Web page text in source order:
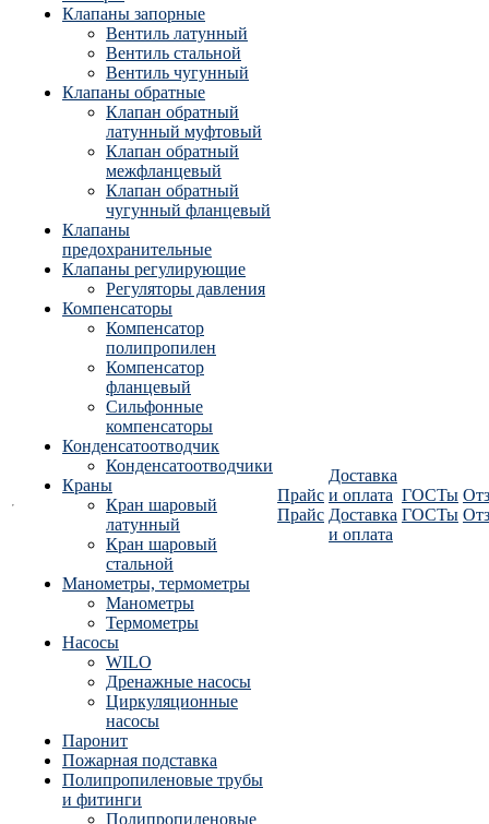
Клапаны запорные
Вентиль латунный
Вентиль стальной
Вентиль чугунный
Клапаны обратные
Клапан обратный
латунный муфтовый
Клапан обратный
межфланцевый
Клапан обратный
чугунный фланцевый
Клапаны
предохранительные
Клапаны регулирующие
Регуляторы давления
Компенсаторы
Компенсатор
полипропилен
Компенсатор
фланцевый
Сильфонные
компенсаторы
Конденсатоотводчик
Конденсатоотводчики
Краны
Кран шаровый
латунный
Кран шаровый
стальной
Манометры, термометры
Манометры
Термометры
Насосы
WILO
Дренажные насосы
Циркуляционные
насосы
Паронит
Пожарная подставка
Полипропиленовые трубы
и фитинги
Полипропиленовые
Прайс
Прайс
Доставка
и оплата
Доставка
и оплата
ГОСТы
ГОСТы